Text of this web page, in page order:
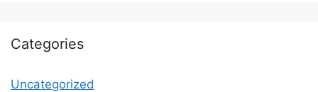
Categories
Uncategorized